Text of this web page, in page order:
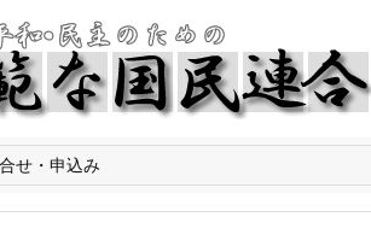
せ・申込み